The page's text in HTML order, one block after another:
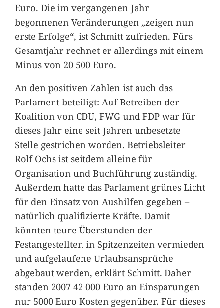
Euro. Die im vergangenen Jahr
begonnenen Veränderungen „zeigen nun
erste Erfolge“, ist Schmitt zufrieden. Fürs
Gesamtjahr rechnet er allerdings mit einem
Minus von 20 500 Euro.
An den positiven Zahlen ist auch das
Parlament beteiligt: Auf Betreiben der
Koalition von CDU, FWG und FDP war für
dieses Jahr eine seit Jahren unbesetzte
Stelle gestrichen worden. Betriebsleiter
Rolf Ochs ist seitdem alleine für
Organisation und Buchführung zuständig.
Außerdem hatte das Parlament grünes Licht
für den Einsatz von Aushilfen gegeben –
natürlich qualifizierte Kräfte. Damit
könnten teure Überstunden der
Festangestellten in Spitzenzeiten vermieden
und aufgelaufene Urlaubsansprüche
abgebaut werden, erklärt Schmitt. Daher
standen 2007 42 000 Euro an Einsparungen
nur 5000 Euro Kosten gegenüber. Für dieses